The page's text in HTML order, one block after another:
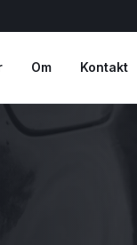
Om Kontakt